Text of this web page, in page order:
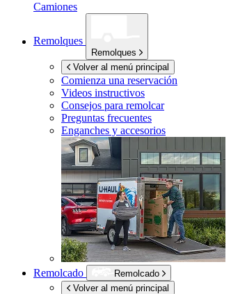
Camiones
Remolques
Remolques
Volver al menú principal
Comienza una reservación
Videos instructivos
Consejos para remolcar
Preguntas frecuentes
Enganches y accesorios
Remolcado
Remolcado
Volver al menú principal